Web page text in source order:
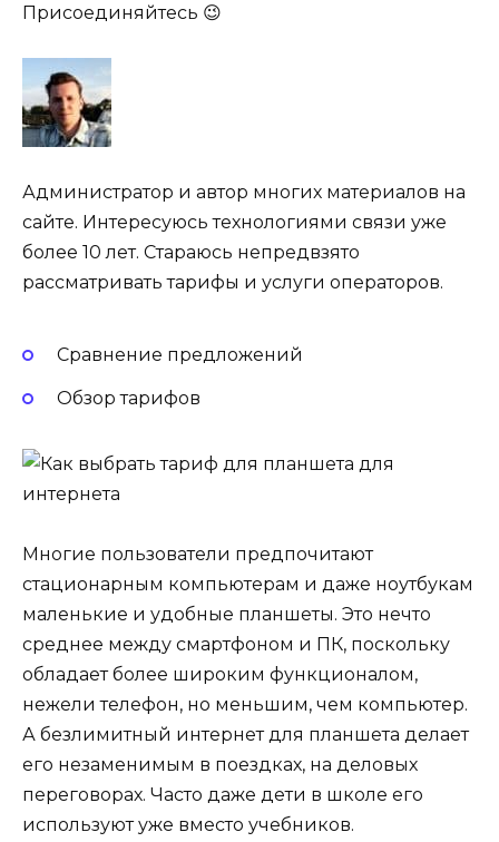
Присоединяйтесь 😉
Администратор и автор многих материалов на
сайте. Интересуюсь технологиями связи уже
более 10 лет. Стараюсь непредвзято
рассматривать тарифы и услуги операторов.
Сравнение предложений
Обзор тарифов
Многие пользователи предпочитают
стационарным компьютерам и даже ноутбукам
маленькие и удобные планшеты. Это нечто
среднее между смартфоном и ПК, поскольку
обладает более широким функционалом,
нежели телефон, но меньшим, чем компьютер.
А безлимитный интернет для планшета делает
его незаменимым в поездках, на деловых
переговорах. Часто даже дети в школе его
используют уже вместо учебников.